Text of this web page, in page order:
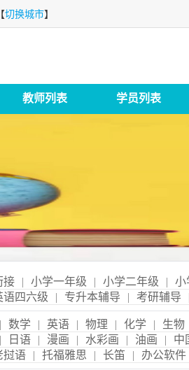
切换城市】
教师列表 学员列表
接 | 小学一年级 | 小学二年级 | 小
语四六级 | 专升本辅导 | 考研辅导
| 数学 | 英语 | 物理 | 化学 | 生物
| 日语 | 漫画 | 水彩画 | 油画 | 中
挝语 | 托福雅思 | 长笛 | 办公软件